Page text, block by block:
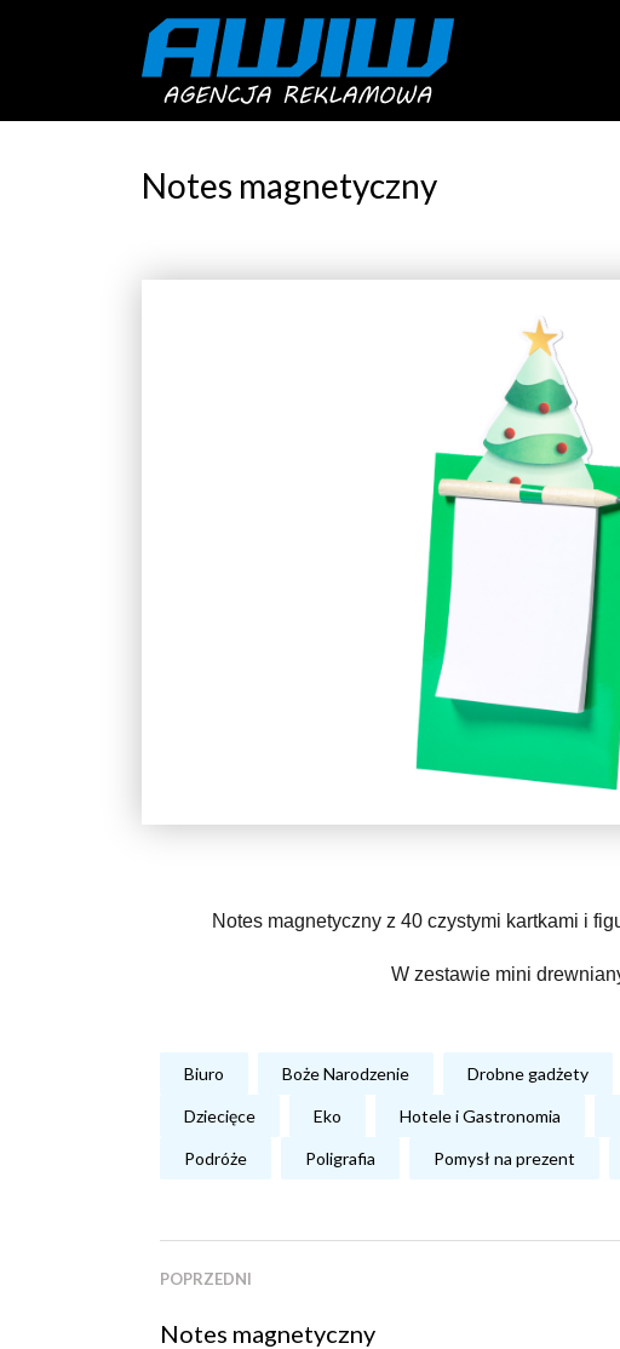
Notes magnetyczny
Notes magnetyczny z 40 czystymi kartkami i
W zestawie mini
Biuro Boże Narodzenie Drobne gadżety
Dziecięce Eko Hotele i Gastronomia
Podróże Poligrafia Pomysł na prezent
POPRZEDNI
Notes magnetyczny